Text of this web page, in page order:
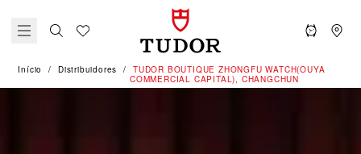
Início Distribuidores
‭TUDOR BOUTIQUE ZHONGFU WATCH(OUYA
COMMERCIAL CAPITAL), CHANGCHUN‬